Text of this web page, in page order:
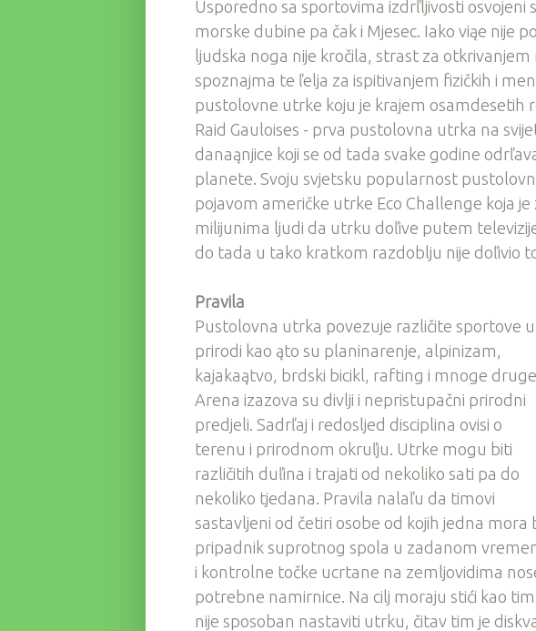
Usporedno sa sportovima izdrľljivosti osvojeni
morske dubine pa čak i Mjesec. Iako viąe nije
ljudska noga nije kročila, strast za
spoznajma te ľelja za ispitivanjem fizičkih i
pustolovne utrke koju je krajem osamdesetih
Raid Gauloises - prva pustolovna utrka na
danaąnjice koji se od tada svake godine
planete. Svoju svjetsku popularnost
pojavom američke utrke Eco Challenge koja
milijunima ljudi da utrku doľive putem
do tada u tako kratkom razdoblju nije doľivio
Pravila
Pustolovna utrka povezuje različite sportove u
prirodi kao ąto su planinarenje, alpinizam,
kajakaątvo, brdski bicikl, rafting i mnoge druge.
Arena izazova su divlji i nepristupačni prirodni
predjeli. Sadrľaj i redosljed disciplina ovisi o
terenu i prirodnom okruľju. Utrke mogu biti
različitih duľina i trajati od nekoliko sati pa do
nekoliko tjedana. Pravila nalaľu da timovi
sastavljeni od četiri osobe od kojih jedna mora
pripadnik suprotnog spola u zadanom
i kontrolne točke ucrtane na zemljovidima
potrebne namirnice. Na cilj moraju stići kao
nije sposoban nastaviti utrku, čitav tim je